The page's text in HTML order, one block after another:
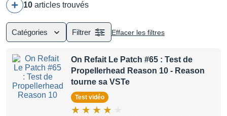
10 articles trouvés
Catégories Filtrer Effacer les filtres
On Refait Le Patch #65 : Test de
Propellerhead Reason 10 - Reason
tourne sa VSTe
Test vidéo